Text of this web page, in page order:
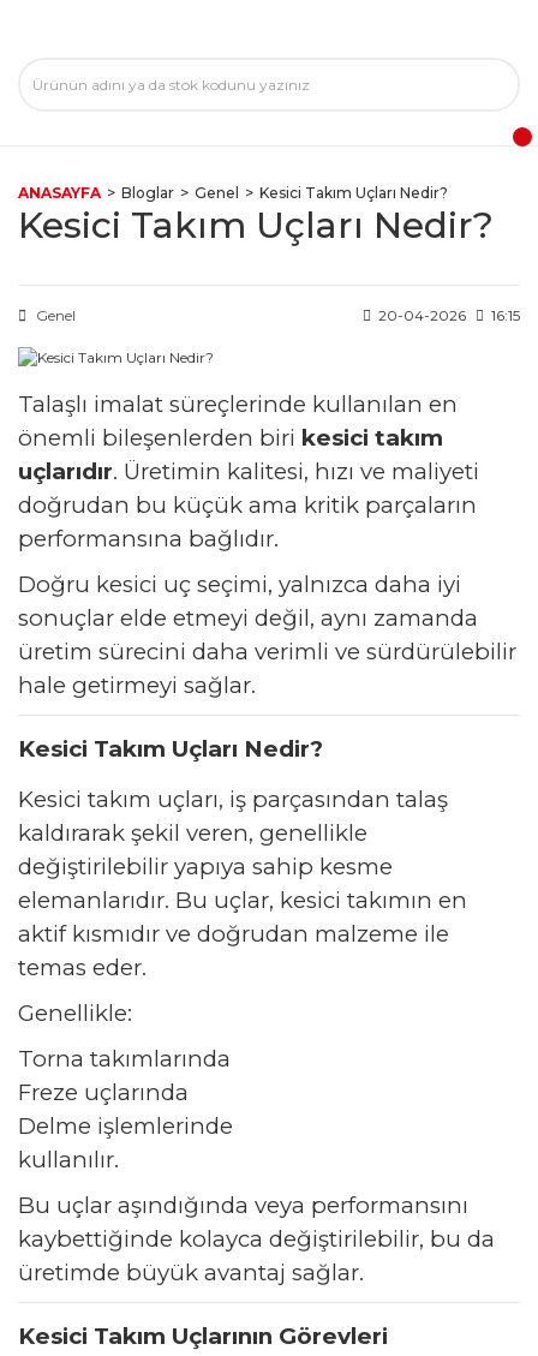
ANASAYFA Bloglar Genel Kesici Takım Uçları Nedir?
Kesici Takım Uçları Nedir?
Genel 20-04-2026 16:15
Talaşlı imalat süreçlerinde kullanılan en
önemli bileşenlerden biri kesici takım
uçlarıdır. Üretimin kalitesi, hızı ve maliyeti
doğrudan bu küçük ama kritik parçaların
performansına bağlıdır.
Doğru kesici uç seçimi, yalnızca daha iyi
sonuçlar elde etmeyi değil, aynı zamanda
üretim sürecini daha verimli ve sürdürülebilir
hale getirmeyi sağlar.
Kesici Takım Uçları Nedir?
Kesici takım uçları, iş parçasından talaş
kaldırarak şekil veren, genellikle
değiştirilebilir yapıya sahip kesme
elemanlarıdır. Bu uçlar, kesici takımın en
aktif kısmıdır ve doğrudan malzeme ile
temas eder.
Genellikle:
Torna takımlarında
Freze uçlarında
Delme işlemlerinde
kullanılır.
Bu uçlar aşındığında veya performansını
kaybettiğinde kolayca değiştirilebilir, bu da
üretimde büyük avantaj sağlar.
Kesici Takım Uçlarının Görevleri